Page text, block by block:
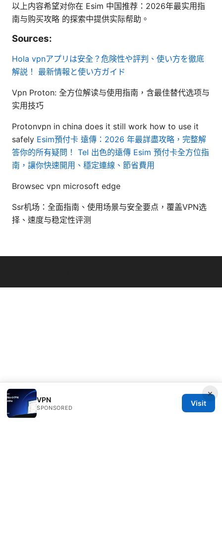
以上内容希望对你在 Esim 中国推荐：2026年最实用指
南与购买攻略 的探索中提供实际帮助。
Sources:
Hola vpnアプリは安全？危険性や評判、使い方を徹底
解説！ 最新情報と使い方ガイド
Vpn Proton: 全方位解读与使用指南，含最佳替代选项与
实用技巧
Protonvpn in china does it still work how to use it
safely Esim預付卡 遠傳：2026 年最詳盡攻略，完整解
答你的所有疑問！ TeI 出色的遠傳 Esim 預付卡全方位指
南，讓你快速開用、穩定連線、節省費用
Browsec vpn microsoft edge
Ssr机场：全面指南、使用场景与安全要点，覆盖VPN选
择、速度与稳定性评测
×
VPN
SPONSORED
Visit